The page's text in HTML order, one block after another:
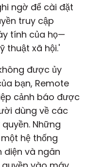
ngờ để cài đặt
truy cập
tính của họ—
thuật xã hội.'
được ủy
bạn, Remote
cảnh báo được
dùng về các
Những
hệ thống
diện và ngăn